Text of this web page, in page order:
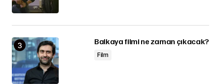
Balkaya filmi ne zaman çıkacak?
Film